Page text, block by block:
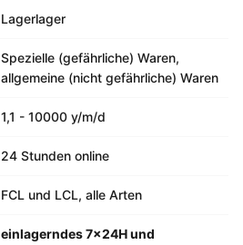
Lagerlager
Spezielle (gefährliche) Waren,
allgemeine (nicht gefährliche) Waren
1,1 - 10000 y/m/d
24 Stunden online
FCL und LCL, alle Arten
einlagerndes 7x24H und